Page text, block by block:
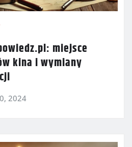
miejsce
kina i wymiany
2024